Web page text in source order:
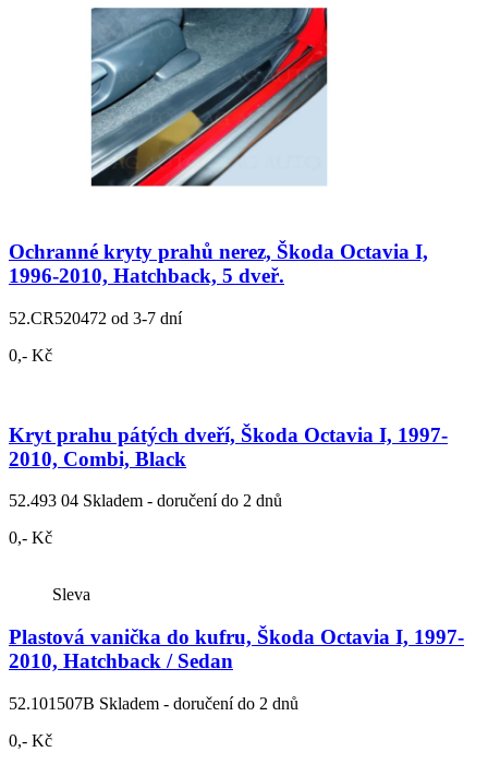
Ochranné kryty prahů nerez, Škoda Octavia I,
1996-2010, Hatchback, 5 dveř.
52.CR520472 od 3-7 dní
0,- Kč
Kryt prahu pátých dveří, Škoda Octavia I, 1997-
2010, Combi, Black
52.493 04 Skladem - doručení do 2 dnů
0,- Kč
Sleva
Plastová vanička do kufru, Škoda Octavia I, 1997-
2010, Hatchback / Sedan
52.101507B Skladem - doručení do 2 dnů
0,- Kč